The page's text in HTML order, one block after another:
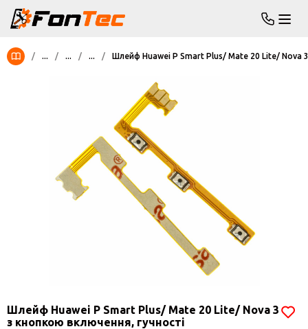
/ ... / ... / ... / Шлейф Huawei P Smart Plus/ Mate 20 Lite/ Nova
Шлейф Huawei P Smart Plus/ Mate 20 Lite/ Nova 3
з кнопкою включення, гучності